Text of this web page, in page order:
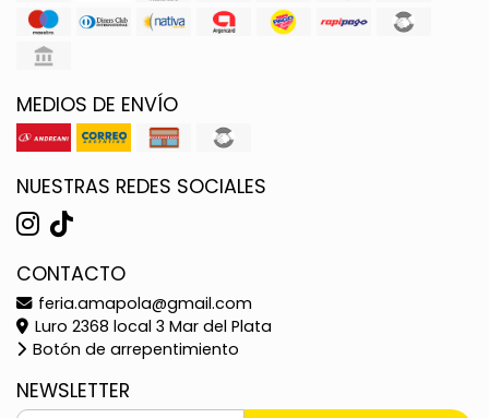
MEDIOS DE ENVÍO
NUESTRAS REDES SOCIALES
CONTACTO
feria.amapola@gmail.com
Luro 2368 local 3 Mar del Plata
Botón de arrepentimiento
NEWSLETTER